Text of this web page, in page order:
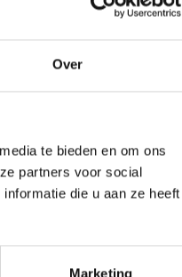
Over
te bieden en om ons
partners voor social
die u aan ze heeft
Marketing
met ons op: